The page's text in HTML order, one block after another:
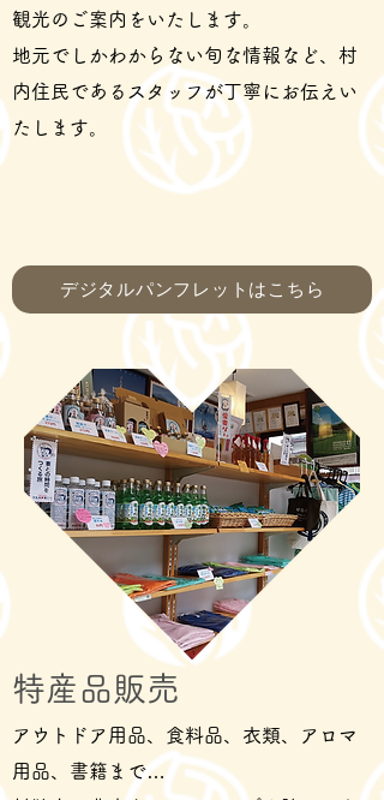
観光のご案内をいたしま す。
地元でしかわからない旬な情報など、村
内住民であるスタッフが丁寧 にお伝えい
たします。
デジタルパンフレットはこちら
特産品販売
アウトドア用品、食料品、衣類、アロマ
用品、書籍まで…